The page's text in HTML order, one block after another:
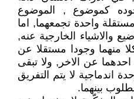
كموضوع , الموضوع
واحدة تجمعهما, اما
والاشياء الخارجية عنه,
منهما وجودا مستقلا عن
احدهما عن الاخر, ولا تبقى
اندماجية لا يتم التفريق
بينهما.